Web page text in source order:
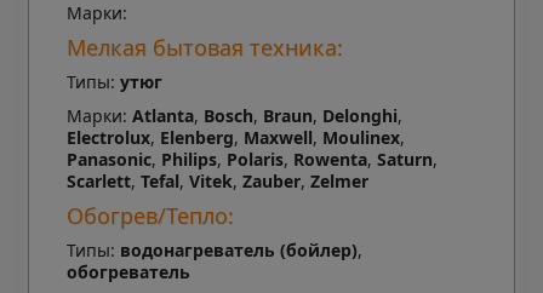
Марки:
Мелкая бытовая техника:
Типы: утюг
Марки: Atlanta, Bosch, Braun, Delonghi,
Electrolux, Elenberg, Maxwell, Moulinex,
Panasonic, Philips, Polaris, Rowenta, Saturn,
Scarlett, Tefal, Vitek, Zauber, Zelmer
Обогрев/Тепло:
Типы: водонагреватель (бойлер),
обогреватель